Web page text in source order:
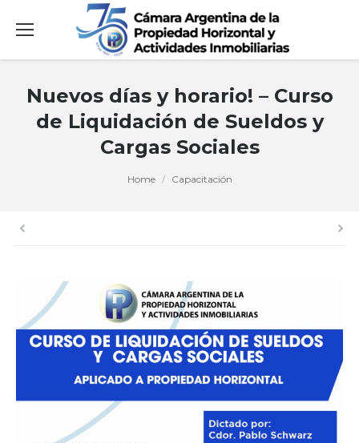
Nuevos días y horario! – Curso
de Liquidación de Sueldos y
Cargas Sociales
Home Capacitación